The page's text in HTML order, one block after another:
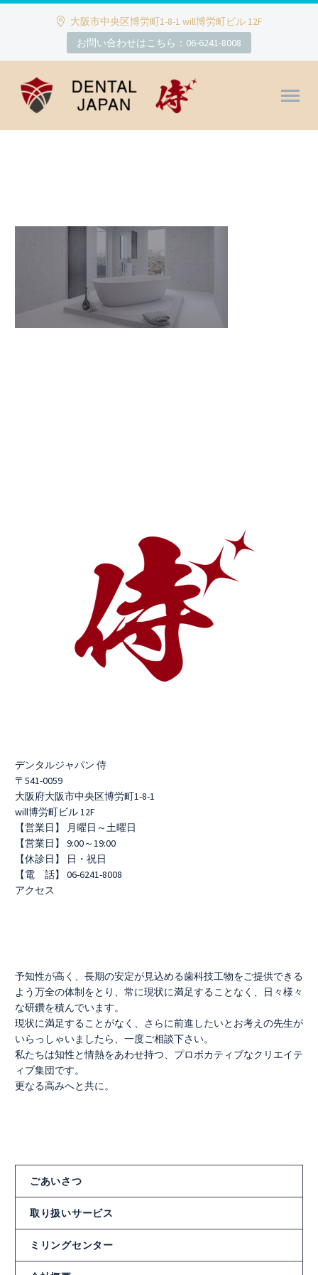
大阪市中央区博労町1-8-1 will博労町ビル 12F
お問い合わせはこちら：06-6241-8008
デンタルジャパン 侍
〒541-0059
大阪府大阪市中央区博労町1-8-1
will博労町ビル 12F
【営業日】 月曜日～土曜日
【営業日】 9:00～19:00
【休診日】 日・祝日
【電 話】 06-6241-8008
アクセス
予知性が高く、長期の安定が見込める歯科技工物をご提供できる
よう万全の体制をとり、常に現状に満足することなく、日々様々
な研鑽を積んでいます。
現状に満足することがなく、さらに前進したいとお考えの先生が
いらっしゃいましたら、一度ご相談下さい。
私たちは知性と情熱をあわせ持つ、プロボカティブなクリエイテ
ィブ集団です。
更なる高みへと共に。
ごあいさつ
取り扱いサービス
ミリングセンター